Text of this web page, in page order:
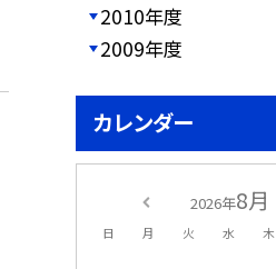
2010年度
2009年度
カレンダー
2026年8月
日 月 火 水 木